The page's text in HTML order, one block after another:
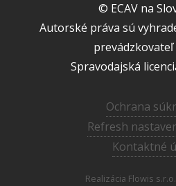
© ECAV na
Autorské práva sú
Spravodajská
Ochrana
Refresh
Kontaktné
Realizácia Flowis s.r.o.